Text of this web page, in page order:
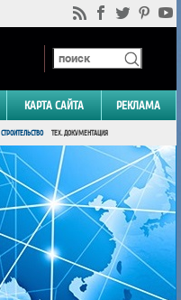
КАРТА САЙТА РЕКЛАМА
СТРОИТЕЛЬСТВО ТЕХ. ДОКУМЕНТАЦИЯ